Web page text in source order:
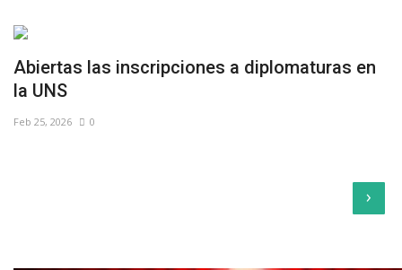
Abiertas las inscripciones a diplomaturas en
la UNS
Feb 25, 2026 0
›